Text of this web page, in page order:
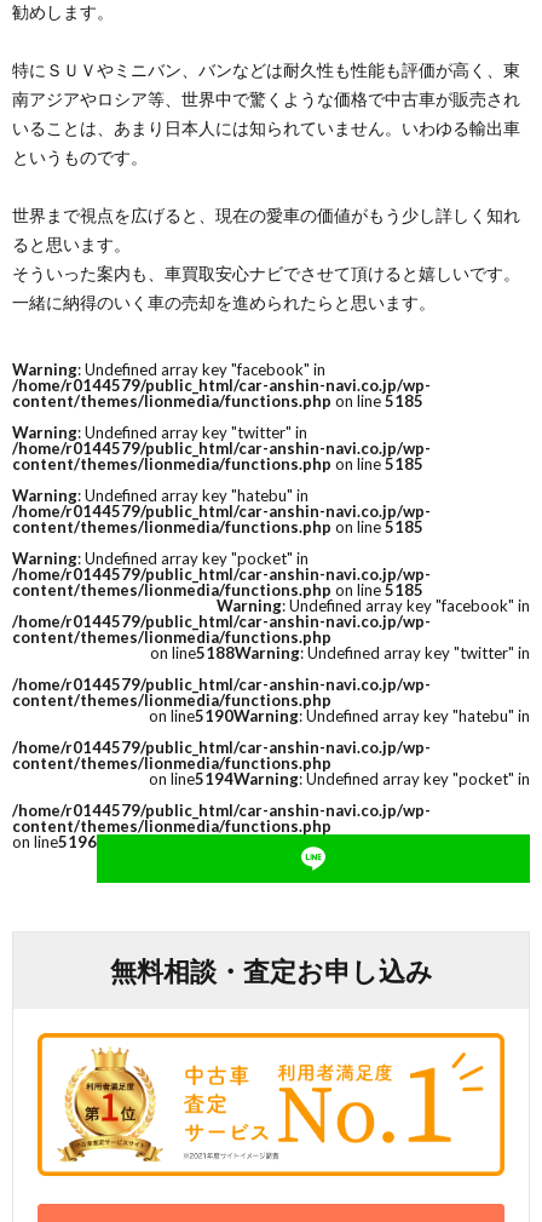
勧めします。
特にＳＵＶやミニバン、バンなどは耐久性も性能も評価が高く、東
南アジアやロシア等、世界中で驚くような価格で中古車が販売され
いることは、あまり日本人には知られていません。いわゆる輸出車
というものです。
世界まで視点を広げると、現在の愛車の価値がもう少し詳しく知れ
ると思います。
そういった案内も、車買取安心ナビでさせて頂けると嬉しいです。
一緒に納得のいく車の売却を進められたらと思います。
Warning: Undefined array key "facebook" in
/home/r0144579/public_html/car-anshin-navi.co.jp/wp-
content/themes/lionmedia/functions.php on line5185
Warning: Undefined array key "twitter" in
/home/r0144579/public_html/car-anshin-navi.co.jp/wp-
content/themes/lionmedia/functions.php on line5185
Warning: Undefined array key "hatebu" in
/home/r0144579/public_html/car-anshin-navi.co.jp/wp-
content/themes/lionmedia/functions.php on line5185
Warning: Undefined array key "pocket" in
/home/r0144579/public_html/car-anshin-navi.co.jp/wp-
content/themes/lionmedia/functions.php on line5185
Warning: Undefined array key "facebook" in
/home/r0144579/public_html/car-anshin-navi.co.jp/wp-
content/themes/lionmedia/functions.php
on line5188Warning: Undefined array key "twitter" in
/home/r0144579/public_html/car-anshin-navi.co.jp/wp-
content/themes/lionmedia/functions.php
on line5190Warning: Undefined array key "hatebu" in
/home/r0144579/public_html/car-anshin-navi.co.jp/wp-
content/themes/lionmedia/functions.php
on line5194Warning: Undefined array key "pocket" in
/home/r0144579/public_html/car-anshin-navi.co.jp/wp-
content/themes/lionmedia/functions.php
on line5196
無料相談・査定お申し込み